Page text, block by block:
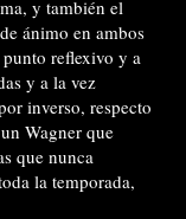
y también el
ánimo en ambos
reflexivo y a
y a la vez
inverso, respecto
Wagner que
que nunca
la temporada,